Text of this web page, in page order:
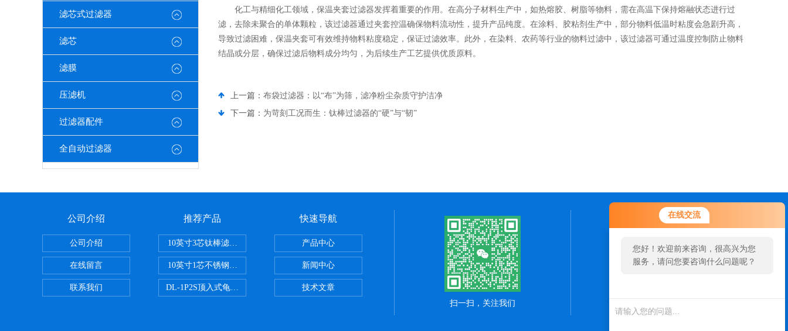
在线交流
您好！欢迎前来咨询，很高兴为您
服务，请问您要咨询什么问题呢？
滤芯式过滤器
滤芯
滤膜
压滤机
过滤器配件
全自动过滤器
化工与精细化工领域，保温夹套过滤器发挥着重要的作用。在高分子材料生产中，如热熔胶、树脂等物料，需在高温下保持熔融状态进行过
滤，去除未聚合的单体颗粒，该过滤器通过夹套控温确保物料流动性，提升产品纯度。在涂料、胶粘剂生产中，部分物料低温时粘度会急剧升高，
导致过滤困难，保温夹套可有效维持物料粘度稳定，保证过滤效率。此外，在染料、农药等行业的物料过滤中，该过滤器可通过温度控制防止物料
结晶或分层，确保过滤后物料成分均匀，为后续生产工艺提供优质原料。
上一篇： 布袋过滤器：以“布”为筛，滤净粉尘杂质守护洁净​
下一篇： 为苛刻工况而生：钛棒过滤器的“硬”与“韧”
公司介绍
公司介绍
在线留言
联系我们
推荐产品
10英寸3芯钛棒滤芯过滤器
10英寸1芯不锈钢钛棒过滤器
DL-1P2S顶入式龟背过滤器
快速导航
产品中心
新闻中心
技术文章
扫一扫，关注我们
联系我们
24小时热线：